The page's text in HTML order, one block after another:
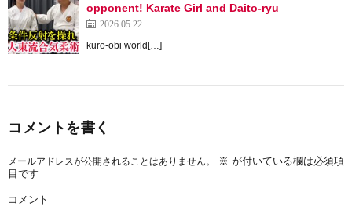
opponent! Karate Girl and Daito-ryu
2026.05.22
kuro-obi world[…]
コメントを書く
メールアドレスが公開されることはありません。 ※ が付いている欄は必須項
目です
コメント